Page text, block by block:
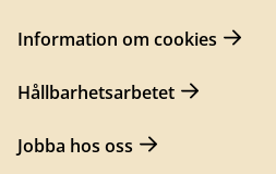
Information om cookies
Hållbarhetsarbetet
Jobba hos oss